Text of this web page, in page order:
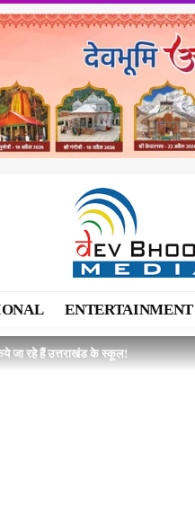
ENTERTAINMENT
जा रहे हैं उत्तराखंड के स्कूल!